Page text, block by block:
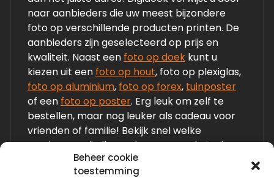
Beheer cookie
toestemming
naar aanbieders die uw meest bijzondere
foto op verschillende producten printen. De
aanbieders zijn geselecteerd op prijs en
kwaliteit. Naast een foto op doek kunt u
kiezen uit een foto op hout, foto op plexiglas,
foto op aluminium, foto op forex, tuinposter
of een foto op poster. Erg leuk om zelf te
bestellen, maar nog leuker als cadeau voor
vrienden of familie! Bekijk snel welke
producten wij allemaal op onze website laten